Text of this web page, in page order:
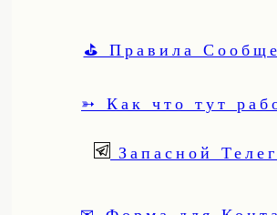
⛳ Правила
➳ Как что тут
Запасной